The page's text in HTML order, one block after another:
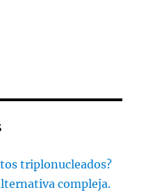
triplonucleados?
compleja.